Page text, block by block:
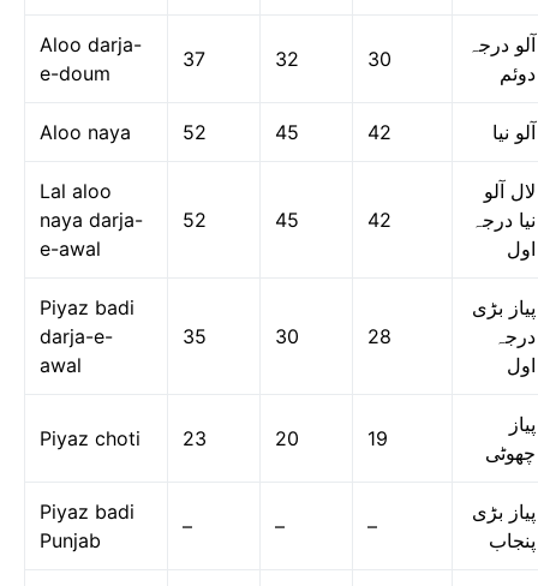
Aloo darja-
e-doum
37 32 30
آلو درجہ
دوئم
Aloo naya 52 45 42 آلو نیا
Lal aloo
naya darja-
e-awal
52 45 42
لال آلو
نیا درجہ
اول
Piyaz badi
darja-e-
awal
35 30 28
پیاز بڑی
درجہ
اول
Piyaz choti 23 20 19
پیاز
چھوٹی
Piyaz badi
Punjab
– – –
پیاز بڑی
پنجاب